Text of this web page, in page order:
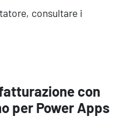
consultare i
con
per Power Apps